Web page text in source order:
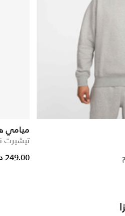
ميامي
تيشيرت
249.00 درهم